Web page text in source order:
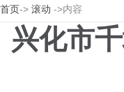
首页-> 滚动 ->内容
兴化市